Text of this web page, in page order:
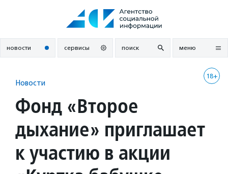
новости сервисы поиск меню
18+
Новости
Фонд «Второе
дыхание» приглашает
к участию в акции